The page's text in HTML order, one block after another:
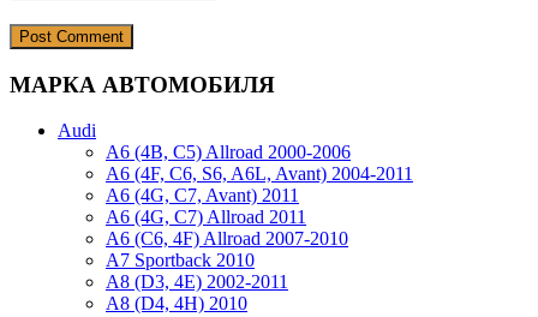
МАРКА АВТОМОБИЛЯ
Audi
A6 (4B, C5) Allroad 2000-2006
A6 (4F, C6, S6, A6L, Avant) 2004-2011
A6 (4G, C7, Avant) 2011
A6 (4G, C7) Allroad 2011
A6 (C6, 4F) Allroad 2007-2010
A7 Sportback 2010
A8 (D3, 4E) 2002-2011
A8 (D4, 4H) 2010